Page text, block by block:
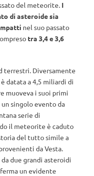
del meteorite. I
di asteroide sia
nel suo passato
tra 3,4 e 3,6
terrestri. Diversamente
datata a 4,5 miliardi di
muoveva i suoi primi
singolo evento da
serie di
il meteorite è caduto
del tutto simile a
da Vesta.
due grandi asteroidi
un evidente